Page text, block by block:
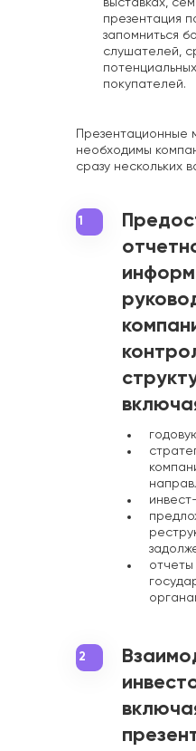
выставках,
презентация
запомниться
слушателей,
покупателей.
Презентационные
необходимы
сразу нескольких
1
2